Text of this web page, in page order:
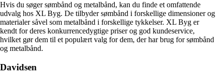
Hvis du søger sømbånd og metalbånd, kan du finde et omfattende
udvalg hos XL Byg. De tilbyder sømbånd i forskellige dimensioner og
materialer såvel som metalbånd i forskellige tykkelser. XL Byg er
kendt for deres konkurrencedygtige priser og god kundeservice,
hvilket gør dem til et populært valg for dem, der har brug for sømbånd
og metalbånd.
Davidsen